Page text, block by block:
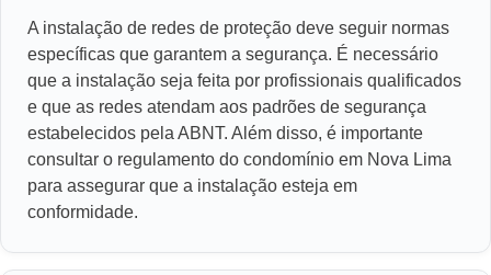
A instalação de redes de proteção deve seguir normas
específicas que garantem a segurança. É necessário
que a instalação seja feita por profissionais qualificados
e que as redes atendam aos padrões de segurança
estabelecidos pela ABNT. Além disso, é importante
consultar o regulamento do condomínio em Nova Lima
para assegurar que a instalação esteja em
conformidade.